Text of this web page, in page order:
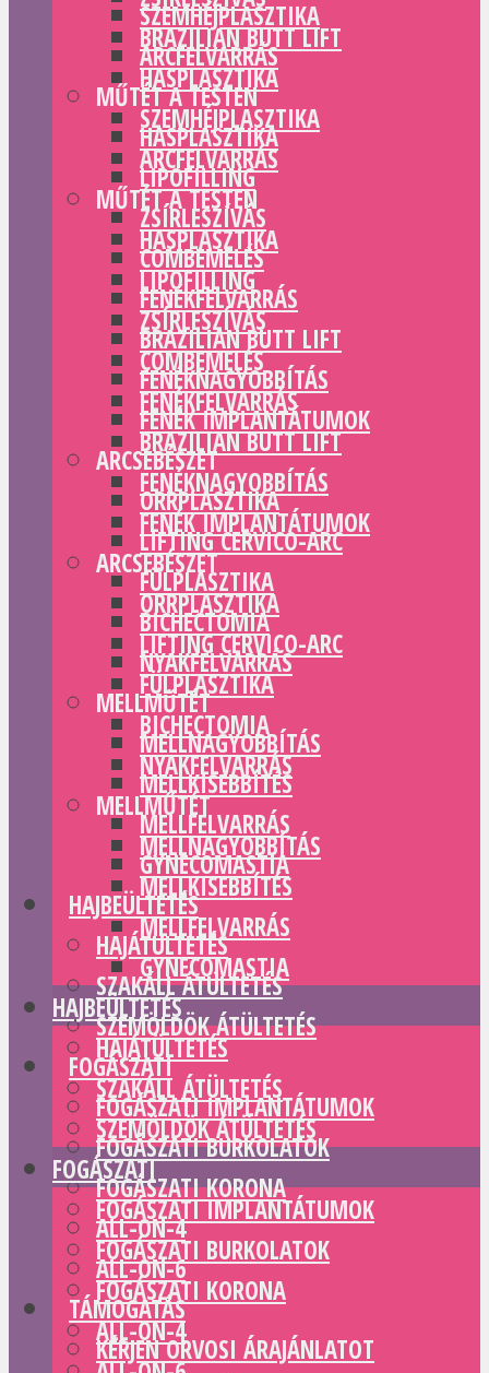
SZEMHÉJPLASZTIKA
ARCFELVARRÁS
MŰTÉT A TESTEN
HASPLASZTIKA
LIPOFILLING
ZSÍRLESZÍVÁS
COMBEMELÉS
FENÉKFELVARRÁS
BRAZILIAN BUTT LIFT
FENÉKNAGYOBBÍTÁS
FENÉK IMPLANTÁTUMOK
ARCSEBÉSZET
ORRPLASZTIKA
LIFTING CERVICO-ARC
FÜLPLASZTIKA
BICHECTOMIA
NYAKFELVARRÁS
MELLMŰTÉT
MELLNAGYOBBÍTÁS
MELLKISEBBÍTÉS
MELLFELVARRÁS
GYNECOMASTIA
HAJBEÜLTETÉS
HAJÁTÜLTETÉS
SZAKÁLL ÁTÜLTETÉS
SZEMÖLDÖK ÁTÜLTETÉS
FOGÁSZATI
FOGÁSZATI IMPLANTÁTUMOK
FOGÁSZATI BURKOLATOK
FOGÁSZATI KORONA
ALL-ON-4
ALL-ON-6
TÁMOGATÁS
KÉRJEN ORVOSI ÁRAJÁNLATOT
BRAZILIAN BUTT LIFT
HASPLASZTIKA
SZEMHÉJPLASZTIKA
ARCFELVARRÁS
MŰTÉT A TESTEN
HASPLASZTIKA
LIPOFILLING
ZSÍRLESZÍVÁS
COMBEMELÉS
FENÉKFELVARRÁS
BRAZILIAN BUTT LIFT
FENÉKNAGYOBBÍTÁS
FENÉK IMPLANTÁTUMOK
ARCSEBÉSZET
ORRPLASZTIKA
LIFTING CERVICO-ARC
FÜLPLASZTIKA
BICHECTOMIA
NYAKFELVARRÁS
MELLMŰTÉT
MELLNAGYOBBÍTÁS
MELLKISEBBÍTÉS
MELLFELVARRÁS
GYNECOMASTIA
HAJBEÜLTETÉS
HAJÁTÜLTETÉS
SZAKÁLL ÁTÜLTETÉS
SZEMÖLDÖK ÁTÜLTETÉS
FOGÁSZATI
FOGÁSZATI IMPLANTÁTUMOK
FOGÁSZATI BURKOLATOK
FOGÁSZATI KORONA
ALL-ON-4